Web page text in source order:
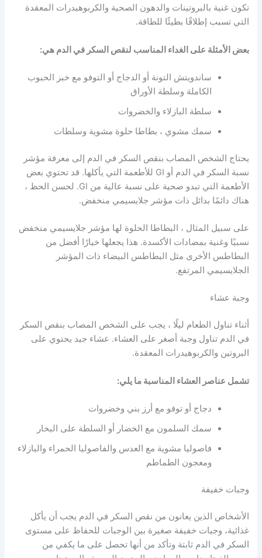
تكون غنية بالبروتينات والدهون الصحية والكربوهيدرات المعقدة
التي تسبب إطلاقًا بطيئًا للطاقة.
بعض الأمثلة على الغداء المناسب لنقص السكر في الدم هي:
ساندويتش التونة أو الدجاج أو التوفو مع خبز الحبوب
الكاملة وسلطة الأوراق
سلطة البازلاء والخضروات
سمك مشوي ، بطاطا حلوة مشوية وسلطات
يحتاج الشخص المصاب بنقص السكر في الدم إلى معرفة مؤشر
نسبة السكر في الدم أو GI للأطعمة التي يأكلها. قد تحتوي بعض
الأطعمة التي تبدو صحية على نسبة عالية من GI. لحسن الحظ ،
هناك دائمًا بدائل ذات مؤشر جلايسيمي منخفض.
على سبيل المثال ، البطاطا الحلوة لها مؤشر جلايسيمي منخفض
نسبيًا وغنية بمضادات الأكسدة. هذا يجعلها خيارًا أفضل من
البطاطس الأخرى مثل البطاطس البيضاء ذات المؤشر
الجلايسيمي المرتفع.
وجبة عشاء
أثناء تناول الطعام ليلًا ، يجب على الشخص المصاب بنقص السكر
في الدم تناول وجبة أصغر على العشاء. عشاء جيد يحتوي على
البروتين والكربوهيدرات المعقدة.
تشمل عناصر العشاء المناسبة ما يلي:
دجاج أو توفو مع أرز بني وخضروات
سمك السلمون مع الخضار أو السلطة على البخار
فاصوليا مشوية مع العدس والفاصوليا الحمراء والبازلاء
ومعجون الطماطم
وجبات خفيفة
الأشخاص الذين يعانون من نقص السكر في الدم يجب أن يأكل
غذائية، وجبات خفيفة صغيرة بين الوجبات للحفاظ على مستوى
السكر في الدم ثابتة وتأكد من أنها تحصل على ما يكفي من